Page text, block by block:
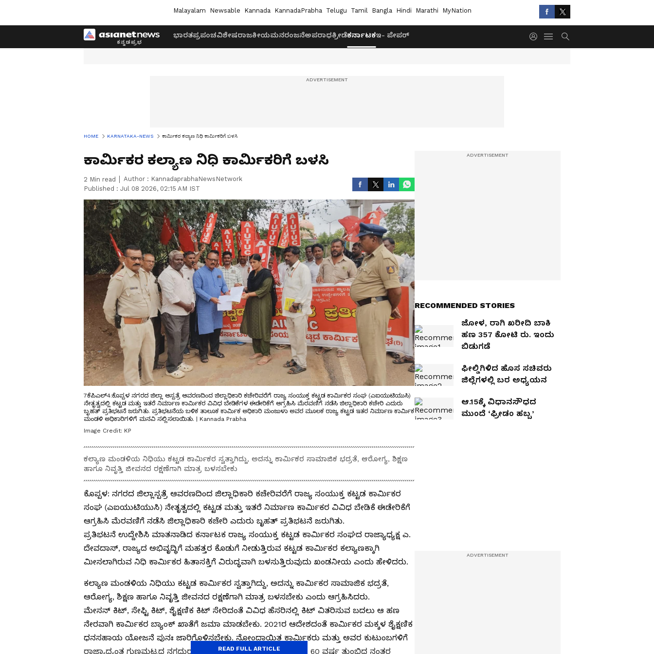
Malayalam Newsable Kannada KannadaPrabha Telugu Tamil Bangla Hindi Marathi MyNation
ಭಾರತಪ್ರಪಂಚವಿಶೇಷರಾಜಕೀಯಮನರಂಜನೆಅಪರಾಧಕ್ರೀಡೆಕರ್ನಾಟಕಇ- ಪೇಪರ್
HOME KARNATAKA-NEWS ಕಾರ್ಮಿಕರ ಕಲ್ಯಾಣ ನಿಧಿ ಕಾರ್ಮಿಕರಿಗೆ ಬಳಸಿ
ಕಾರ್ಮಿಕರ ಕಲ್ಯಾಣ ನಿಧಿ ಕಾರ್ಮಿಕರಿಗೆ ಬಳಸಿ
2 Min read Author : KannadaprabhaNewsNetwork
Published : Jul 08 2026, 02:15 AM IST
7ಕೆಪಿಎಲ್4:ಕೊಪ್ಪಳ ನಗರದ ಜಿಲ್ಲಾ ಆಸ್ಪತ್ರೆ ಆವರಣದಿಂದ ಜಿಲ್ಲಾಧಿಕಾರಿ ಕಚೇರಿವರೆಗೆ ರಾಜ್ಯ ಸಂಯುಕ್ತ ಕಟ್ಟಡ ಕಾರ್ಮಿಕರ ಸಂಘ (ಎಐಯುಟಿಯುಸಿ)
ನೇತೃತ್ವದಲ್ಲಿ ಕಟ್ಟಡ ಮತ್ತು ಇತರೆ ನಿರ್ಮಾಣ ಕಾರ್ಮಿಕರ ವಿವಿಧ ಬೇಡಿಕೆಗಳ ಈಡೇರಿಕೆಗೆ ಆಗ್ರಹಿಸಿ ಮೆರವಣಿಗೆ ನಡೆಸಿ ಜಿಲ್ಲಾಧಿಕಾರಿ ಕಚೇರಿ ಎದುರು
ಬೃಹತ್ ಪ್ರತಿಭಟನೆ ಜರುಗಿತು. ಪ್ರತಿಭಟನೆಯ ಬಳಿಕ ತಾಲೂಕ ಕಾರ್ಮಿಕ ಅಧಿಕಾರಿ ಮಂಜುಳಾ ಅವರ ಮೂಲಕ ರಾಜ್ಯ ಕಟ್ಟಡ ಇತರ ನಿರ್ಮಾಣ ಕಾರ್ಮಿಕ
ಮಂಡಳಿ ಅಧಿಕಾರಿಗಳಿಗೆ ಮನವಿ ಸಲ್ಲಿಸಲಾಯಿತು. | Kannada Prabha
Image Credit: KP
ಕಲ್ಯಾಣ ಮಂಡಳಿಯ ನಿಧಿಯು ಕಟ್ಟಡ ಕಾರ್ಮಿಕರ ಸ್ವತ್ತಾಗಿದ್ದು, ಅದನ್ನು ಕಾರ್ಮಿಕರ ಸಾಮಾಜಿಕ ಭದ್ರತೆ, ಆರೋಗ್ಯ, ಶಿಕ್ಷಣ
ಹಾಗೂ ನಿವೃತ್ತಿ ಜೀವನದ ರಕ್ಷಣೆಗಾಗಿ ಮಾತ್ರ ಬಳಸಬೇಕು
ಕೊಪ್ಪಳ: ನಗರದ ಜಿಲ್ಲಾಸ್ಪತ್ರೆ ಆವರಣದಿಂದ ಜಿಲ್ಲಾಧಿಕಾರಿ ಕಚೇರಿವರೆಗೆ ರಾಜ್ಯ ಸಂಯುಕ್ತ ಕಟ್ಟಡ ಕಾರ್ಮಿಕರ
ಸಂಘ (ಎಐಯುಟಿಯುಸಿ) ನೇತೃತ್ವದಲ್ಲಿ ಕಟ್ಟಡ ಮತ್ತು ಇತರೆ ನಿರ್ಮಾಣ ಕಾರ್ಮಿಕರ ವಿವಿಧ ಬೇಡಿಕೆ ಈಡೇರಿಕೆಗೆ
ಆಗ್ರಹಿಸಿ ಮೆರವಣಿಗೆ ನಡೆಸಿ ಜಿಲ್ಲಾಧಿಕಾರಿ ಕಚೇರಿ ಎದುರು ಬೃಹತ್ ಪ್ರತಿಭಟನೆ ಜರುಗಿತು.
ಪ್ರತಿಭಟನೆ ಉದ್ದೇಶಿಸಿ ಮಾತನಾಡಿದ ಕರ್ನಾಟಕ ರಾಜ್ಯ ಸಂಯುಕ್ತ ಕಟ್ಟಡ ಕಾರ್ಮಿಕರ ಸಂಘದ ರಾಜ್ಯಾಧ್ಯಕ್ಷ ಎ.
ದೇವದಾಸ್, ರಾಜ್ಯದ ಅಭಿವೃದ್ಧಿಗೆ ಮಹತ್ತರ ಕೊಡುಗೆ ನೀಡುತ್ತಿರುವ ಕಟ್ಟಡ ಕಾರ್ಮಿಕರ ಕಲ್ಯಾಣಕ್ಕಾಗಿ
ಮೀಸಲಾಗಿರುವ ನಿಧಿ ಕಾರ್ಮಿಕರ ಹಿತಾಸಕ್ತಿಗೆ ವಿರುದ್ಧವಾಗಿ ಬಳಸುತ್ತಿರುವುದು ಖಂಡನೀಯ ಎಂದು ಹೇಳಿದರು.
ಕಲ್ಯಾಣ ಮಂಡಳಿಯ ನಿಧಿಯು ಕಟ್ಟಡ ಕಾರ್ಮಿಕರ ಸ್ವತ್ತಾಗಿದ್ದು, ಅದನ್ನು ಕಾರ್ಮಿಕರ ಸಾಮಾಜಿಕ ಭದ್ರತೆ,
ಆರೋಗ್ಯ, ಶಿಕ್ಷಣ ಹಾಗೂ ನಿವೃತ್ತಿ ಜೀವನದ ರಕ್ಷಣೆಗಾಗಿ ಮಾತ್ರ ಬಳಸಬೇಕು ಎಂದು ಆಗ್ರಹಿಸಿದರು.
ಮೇಸನ್ ಕಿಟ್, ಸೇಫ್ಟಿ ಕಿಟ್, ಶೈಕ್ಷಣಿಕ ಕಿಟ್ ಸೇರಿದಂತೆ ವಿವಿಧ ಹೆಸರಿನಲ್ಲಿ ಕಿಟ್‌ ವಿತರಿಸುವ ಬದಲು ಆ ಹಣ
ನೇರವಾಗಿ ಕಾರ್ಮಿಕರ ಬ್ಯಾಂಕ್ ಖಾತೆಗೆ ಜಮಾ ಮಾಡಬೇಕು. 2021ರ ಆದೇಶದಂತೆ ಕಾರ್ಮಿಕರ ಮಕ್ಕಳ ಶೈಕ್ಷಣಿಕ
ಧನಸಹಾಯ ಯೋಜನೆ ಪುನಃ ಜಾರಿಗೊಳಿಸಬೇಕು. ನೋಂದಾಯಿತ ಕಾರ್ಮಿಕರು ಮತ್ತು ಅವರ ಕುಟುಂಬಗಳಿಗೆ
ರಾಜ್ಯಾದ್ಯಂತ ಗುಣಮಟ್ಟದ ನಗದುರಹಿತ ವೈದ್ಯಕೀಯ ಚಿಕಿತ್ಸೆ ಒದಗಿಸಬೇಕು. 60 ವರ್ಷ ತುಂಬಿದ ನಂತರ
READ FULL ARTICLE
RECOMMENDED STORIES
ಜೋಳ, ರಾಗಿ ಖರೀದಿ ಬಾಕಿ
ಹಣ 357 ಕೋಟಿ ರು. ಇಂದು
ಬಿಡುಗಡೆ
ಫೀಲ್ಡಿಗಿಳಿದ ಹೊಸ ಸಚಿವರು
ಜಿಲ್ಲೆಗಳಲ್ಲಿ ಬರ ಅಧ್ಯಯನ
ಆ.15ಕ್ಕೆ ವಿಧಾನಸೌಧದ
ಮುಂದೆ ‘ಫ್ರೀಡಂ ಹಬ್ಬ’